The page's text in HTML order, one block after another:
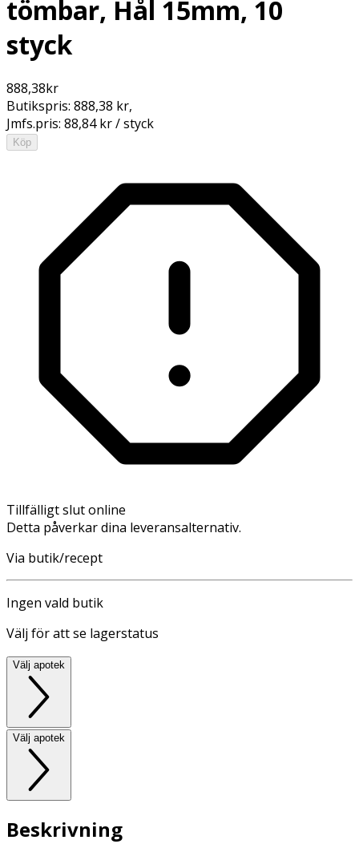
tömbar, Hål 15mm, 10
styck
888,38kr
Butikspris: 888,38 kr,
Jmfs.pris: 88,84 kr / styck
Köp
Tillfälligt slut online
Detta påverkar dina leveransalternativ.
Via butik/recept
Ingen vald butik
Välj för att se lagerstatus
Välj apotek
Välj apotek
Beskrivning